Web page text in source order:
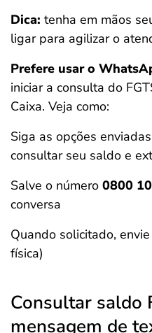
Dica: tenha em mãos
ligar para agilizar o
Prefere usar o
iniciar a consulta do
Caixa. Veja como:
Siga as opções
consultar seu saldo e
Salve o número 0800
conversa
Quando solicitado,
física)
Consultar saldo
mensagem de